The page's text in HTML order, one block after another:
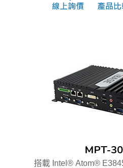
MPT-
搭載 Intel® Atom®